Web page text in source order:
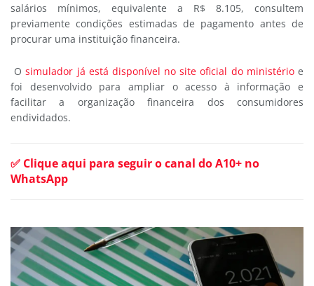
salários mínimos, equivalente a R$ 8.105, consultem
previamente condições estimadas de pagamento antes de
procurar uma instituição financeira.
Osimulador já está disponível no site oficial do ministérioe
foi desenvolvido para ampliar o acesso à informação e
facilitar a organização financeira dos consumidores
endividados.
✅ Clique aqui para seguir o canal do A10+ no
WhatsApp